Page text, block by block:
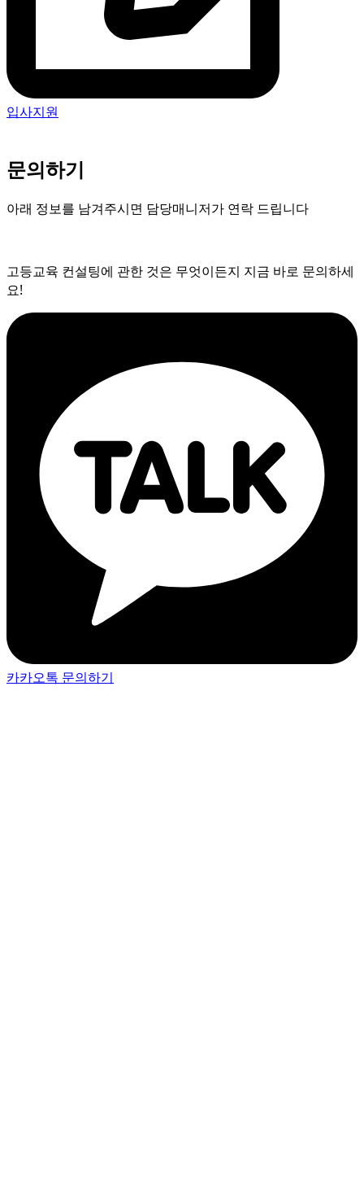
입사지원
문의하기
아래 정보를 남겨주시면 담당매니저가 연락 드립니다
고등교육 컨설팅에 관한 것은 무엇이든지 지금 바로 문의하세
요!
카카오톡 문의하기